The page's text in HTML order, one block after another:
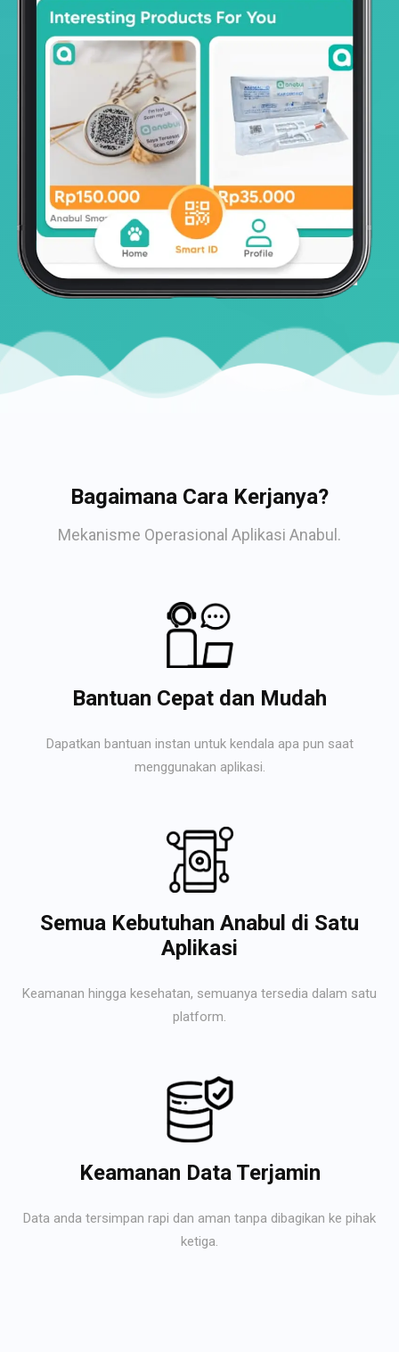
Bagaimana Cara Kerjanya?
Mekanisme Operasional Aplikasi Anabul.
Bantuan Cepat dan Mudah
Dapatkan bantuan instan untuk kendala apa pun saat
menggunakan aplikasi.
Semua Kebutuhan Anabul di Satu
Aplikasi
Keamanan hingga kesehatan, semuanya tersedia dalam satu
platform.
Keamanan Data Terjamin
Data anda tersimpan rapi dan aman tanpa dibagikan ke pihak
ketiga.